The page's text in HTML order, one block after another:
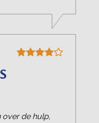
over de hulp,